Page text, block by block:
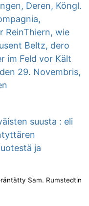
Deren, Köngl.
ReinThiern, wie
Beltz, dero
im Feld vor Kält
29. Novembris,
suusta : eli
ja
Sam. Rumstedtin